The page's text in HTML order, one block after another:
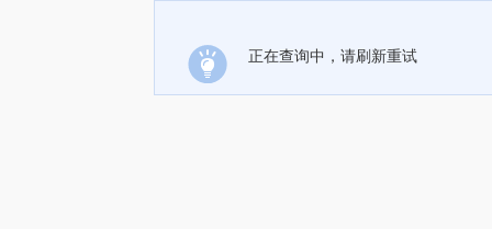
正在查询中，请刷新重试